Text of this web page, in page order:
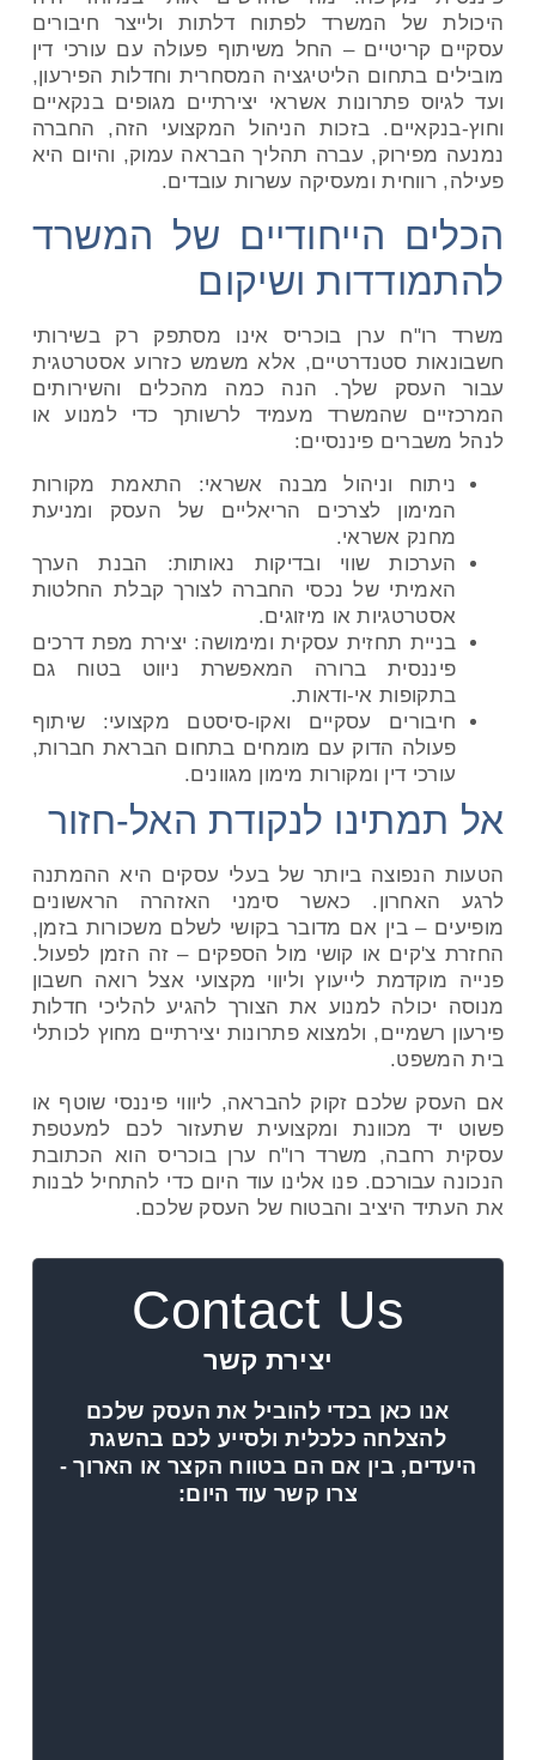
היכולת של המשרד לפתוח דלתות ולייצר חיבורים
עסקיים קריטיים – החל משיתוף פעולה עם עורכי דין
מובילים בתחום הליטיגציה המסחרית וחדלות הפירעון,
ועד לגיוס פתרונות אשראי יצירתיים מגופים בנקאיים
וחוץ-בנקאיים. בזכות הניהול המקצועי הזה, החברה
נמנעה מפירוק, עברה תהליך הבראה עמוק, והיום היא
פעילה, רווחית ומעסיקה עשרות עובדים.
הכלים הייחודיים של המשרד
להתמודדות ושיקום
משרד רו"ח ערן בוכריס אינו מסתפק רק בשירותי
חשבונאות סטנדרטיים, אלא משמש כזרוע אסטרטגית
עבור העסק שלך. הנה כמה מהכלים והשירותים
המרכזיים שהמשרד מעמיד לרשותך כדי למנוע או
לנהל משברים פיננסיים:
ניתוח וניהול מבנה אשראי: התאמת מקורות
המימון לצרכים הריאליים של העסק ומניעת
מחנק אשראי.
הערכות שווי ובדיקות נאותות: הבנת הערך
האמיתי של נכסי החברה לצורך קבלת החלטות
אסטרטגיות או מיזוגים.
בניית תחזית עסקית ומימושה: יצירת מפת דרכים
פיננסית ברורה המאפשרת ניווט בטוח גם
בתקופות אי-ודאות.
חיבורים עסקיים ואקו-סיסטם מקצועי: שיתוף
פעולה הדוק עם מומחים בתחום הבראת חברות,
עורכי דין ומקורות מימון מגוונים.
אל תמתינו לנקודת האל-חזור
הטעות הנפוצה ביותר של בעלי עסקים היא ההמתנה
לרגע האחרון. כאשר סימני האזהרה הראשונים
מופיעים – בין אם מדובר בקושי לשלם משכורות בזמן,
החזרת צ'קים או קושי מול הספקים – זה הזמן לפעול.
פנייה מוקדמת לייעוץ וליווי מקצועי אצל רואה חשבון
מנוסה יכולה למנוע את הצורך להגיע להליכי חדלות
פירעון רשמיים, ולמצוא פתרונות יצירתיים מחוץ לכותלי
בית המשפט.
אם העסק שלכם זקוק להבראה, ליוווי פיננסי שוטף או
פשוט יד מכוונת ומקצועית שתעזור לכם למעטפת
עסקית רחבה, משרד רו"ח ערן בוכריס הוא הכתובת
הנכונה עבורכם. פנו אלינו עוד היום כדי להתחיל לבנות
את העתיד היציב והבטוח של העסק שלכם.
Contact Us
יצירת קשר
אנו כאן בכדי להוביל את העסק שלכם
להצלחה כלכלית ולסייע לכם בהשגת
היעדים, בין אם הם בטווח הקצר או הארוך -
צרו קשר עוד היום: